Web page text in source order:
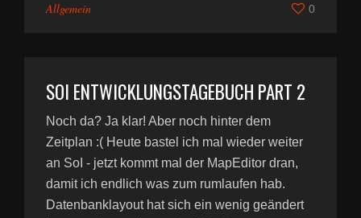
Allgemein 0
SOI ENTWICKLUNGSTAGEBUCH PART 2
Noch da? Ja klar! Aber noch hinter dem
Zeitplan :( Heute bastel ich mal wieder weiter
an SoI - jetzt kommt mal der MapEditor dran,
damit ich endlich was zum rumlaufen hab.
Datenbanklayout hat sich ein wenig geändert